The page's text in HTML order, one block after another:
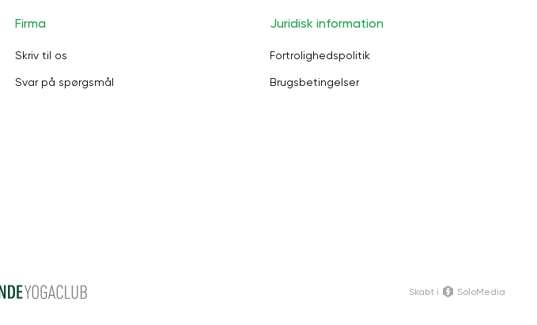
Firma
Skriv til os
Svar på spørgsmål
Juridisk information
Fortrolighedspolitik
Brugsbetingelser
Skabt i SoloMedia